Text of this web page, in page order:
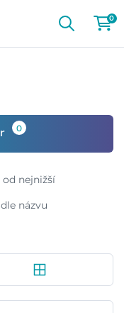
0
0
od nejnižší
názvu